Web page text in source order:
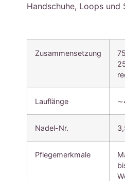
Handschuhe, Loops und
Zusammensetzung
Lauflänge
Nadel-Nr.
Pflegemerkmale